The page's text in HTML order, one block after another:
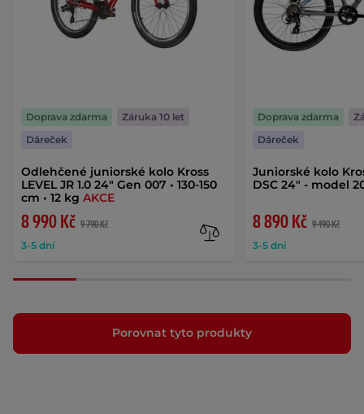
Odlehčené juniorské kolo Kross
LEVEL JR 1.0 24" Gen 007 • 130-150
cm • 12 kg AKCE
8 990 Kč 9 790 Kč
3-5 dní
Doprava zdarma
Záruka 10 let
Dáreček
Juniorské kolo
DSC 24" - model
8 890 Kč 9 490 Kč
3-5 dní
Doprava zdarma
Dáreček
Porovnat tyto produkty